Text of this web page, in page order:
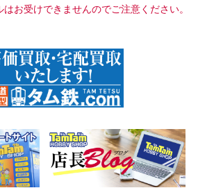
お受けできませんのでご注意ください。